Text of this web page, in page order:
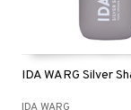
IDA WARG Silver